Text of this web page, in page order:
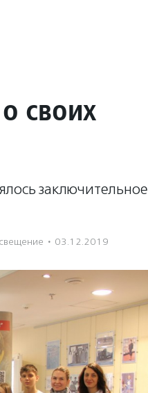
своих
заключительное
· 03.12.2019